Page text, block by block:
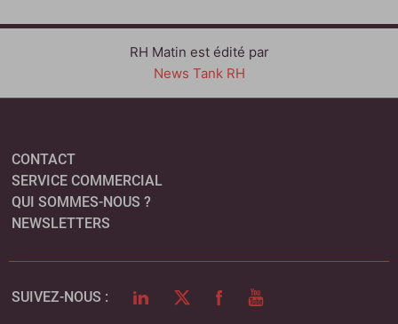
RH Matin est édité par
News Tank RH
CONTACT
SERVICE COMMERCIAL
QUI SOMMES-NOUS ?
NEWSLETTERS
SUIVEZ-NOUS : LINKEDINTWITTERFACEBOOK
YOUTUBE